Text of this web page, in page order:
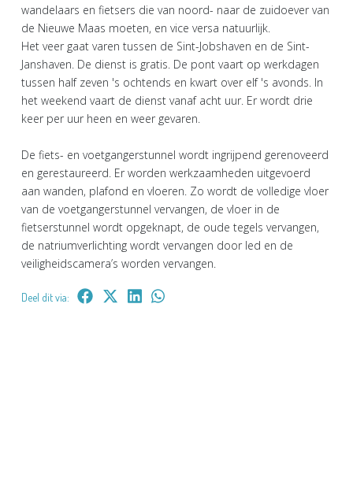
wandelaars en fietsers die van noord- naar de zuidoever van
de Nieuwe Maas moeten, en vice versa natuurlijk.
Het veer gaat varen tussen de Sint-Jobshaven en de Sint-
Janshaven. De dienst is gratis. De pont vaart op werkdagen
tussen half zeven 's ochtends en kwart over elf 's avonds. In
het weekend vaart de dienst vanaf acht uur. Er wordt drie
keer per uur heen en weer gevaren.
De fiets- en voetgangerstunnel wordt ingrijpend gerenoveerd
en gerestaureerd. Er worden werkzaamheden uitgevoerd
aan wanden, plafond en vloeren. Zo wordt de volledige vloer
van de voetgangerstunnel vervangen, de vloer in de
fietserstunnel wordt opgeknapt, de oude tegels vervangen,
de natriumverlichting wordt vervangen door led en de
veiligheidscamera’s worden vervangen.
Deel dit via: